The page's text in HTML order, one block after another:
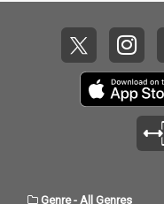
Genre- All Genres